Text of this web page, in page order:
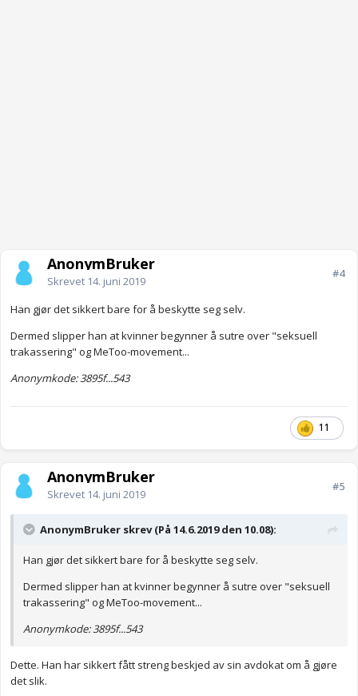
AnonymBruker
Skrevet 14. juni 2019
#4
Han gjør det sikkert bare for å beskytte seg selv.
Dermed slipper han at kvinner begynner å sutre over "seksuell
trakassering" og MeToo-movement...
Anonymkode: 3895f...543
11
AnonymBruker
Skrevet 14. juni 2019
#5
AnonymBruker skrev (På 14.6.2019 den 10.08):
Han gjør det sikkert bare for å beskytte seg selv.
Dermed slipper han at kvinner begynner å sutre over "seksuell
trakassering" og MeToo-movement...
Anonymkode: 3895f...543
Dette. Han har sikkert fått streng beskjed av sin avdokat om å gjøre
det slik.